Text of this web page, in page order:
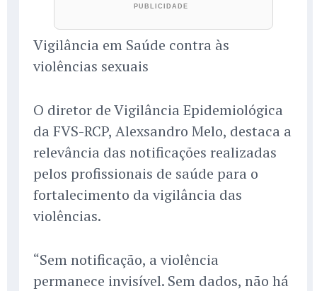
Vigilância em Saúde contra às
violências sexuais
O diretor de Vigilância Epidemiológica
da FVS-RCP, Alexsandro Melo, destaca a
relevância das notificações realizadas
pelos profissionais de saúde para o
fortalecimento da vigilância das
violências.
“Sem notificação, a violência
permanece invisível. Sem dados, não há